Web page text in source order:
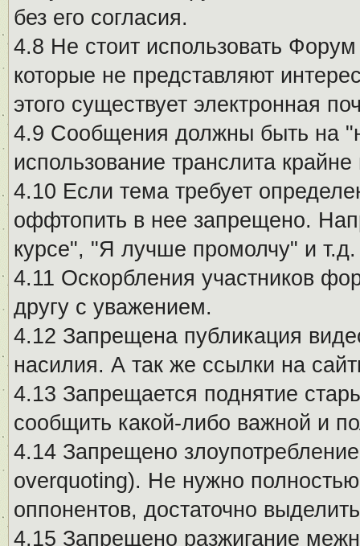
без его согласия.
4.8 Не стоит использовать
которые не представляют
этого существует электронная
4.9 Сообщения должны быть на
использование транслита
4.10 Если тема требует
оффтопить в нее запрещено.
курсе", "Я лучше промолчу" и
4.11 Оскорбления участников
другу с уважением.
4.12 Запрещена публикация
насилия. А так же ссылки на
4.13 Запрещается поднятие
сообщить какой-либо важной и
4.14 Запрещено
overquoting). Не нужно
оппонентов, достаточно
4.15 Запрещено разжигание